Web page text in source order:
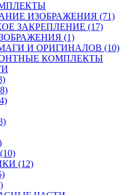
ИЗОБРАЖЕНИЯ (71)
ЗАКРЕПЛЕНИЕ (17)
(1)
И ОРИГИНАЛОВ (10)
КОМПЛЕКТЫ
(12)